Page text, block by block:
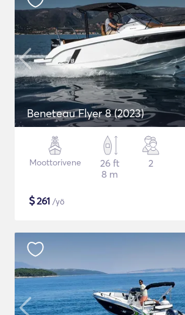
Beneteau Flyer 8 (2023)
Moottorivene
26 ft
8 m
2
$261 /yö